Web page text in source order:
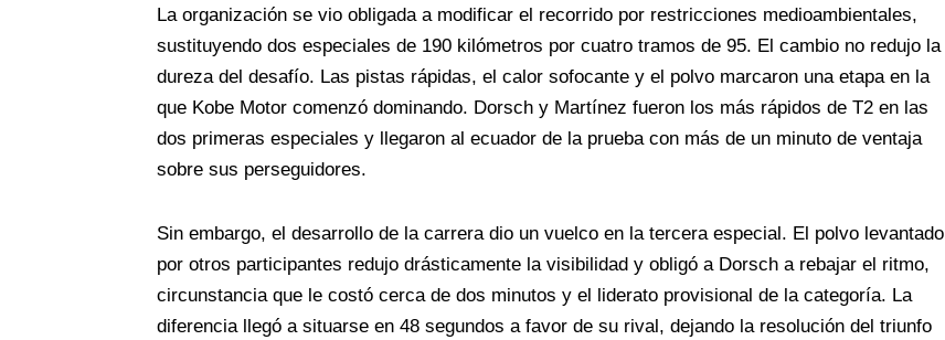
La organización se vio obligada a modificar el recorrido por restricciones medioambientales,
sustituyendo dos especiales de 190 kilómetros por cuatro tramos de 95. El cambio no redujo la
dureza del desafío. Las pistas rápidas, el calor sofocante y el polvo marcaron una etapa en la
que Kobe Motor comenzó dominando. Dorsch y Martínez fueron los más rápidos de T2 en las
dos primeras especiales y llegaron al ecuador de la prueba con más de un minuto de ventaja
sobre sus perseguidores.
Sin embargo, el desarrollo de la carrera dio un vuelco en la tercera especial. El polvo levantado
por otros participantes redujo drásticamente la visibilidad y obligó a Dorsch a rebajar el ritmo,
circunstancia que le costó cerca de dos minutos y el liderato provisional de la categoría. La
diferencia llegó a situarse en 48 segundos a favor de su rival, dejando la resolución del triunfo